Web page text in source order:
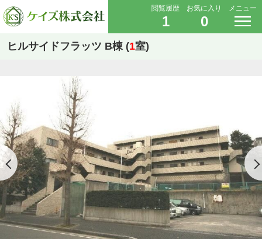
閲覧履歴
1
お気に入り
0
メニュー
ヒルサイドフラッツ B棟 (1室)